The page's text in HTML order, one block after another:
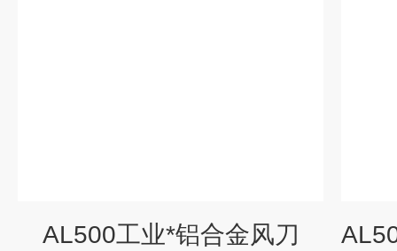
AL500工业*铝合金风刀